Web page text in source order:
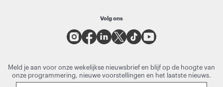
Volg ons
Meld je aan voor onze wekelijkse nieuwsbrief en blijf op de hoogte van
onze programmering, nieuwe voorstellingen en het laatste nieuws.